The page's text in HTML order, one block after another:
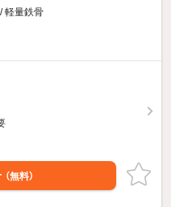
軽量鉄骨
（無料）